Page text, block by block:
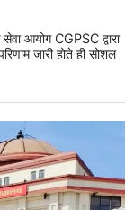
आयोग CGPSC द्वारा
जारी होते ही सोशल